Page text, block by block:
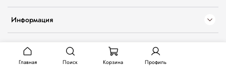
Информация
Главная Поиск Корзина Профиль